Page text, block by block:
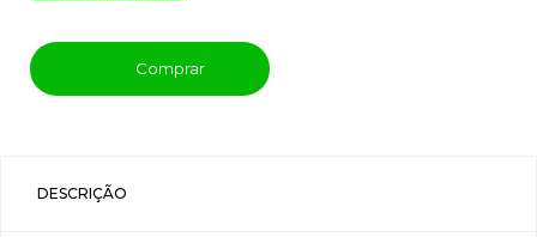
Comprar
DESCRIÇÃO